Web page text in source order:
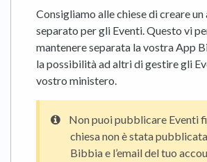
Consigliamo alle chiese di creare
separato per gli Eventi. Questo vi
mantenere separata la vostra App
la possibilità ad altri di gestire gli
vostro ministero.
Non puoi pubblicare Eventi
chiesa non è stata pubblicata
Bibbia e l’email del tuo